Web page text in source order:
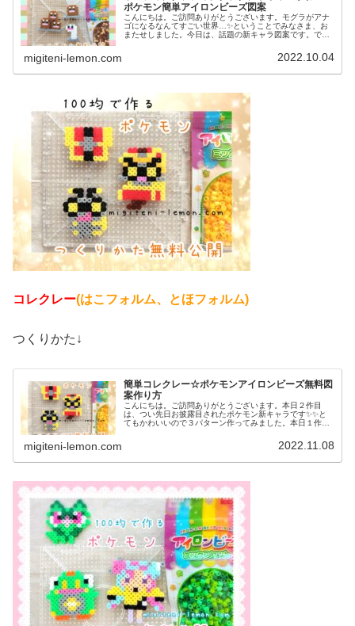
ポケモン簡単アイロンビーズ図案
こんにちは。ご訪問ありがとうございます。モグラがアナ
ゴになるなんてすごい世界…✨ということでみなさま、お
またせしました。今日は、話題の新キャラ図案です。で
migiteni-lemon.com 2022.10.04
コレクレー(はこフォルム、とほフォルム)
つくりかた↓
簡単コレクレー☆ポケモンアイロンビーズ無料図
案作り方
こんにちは。ご訪問ありがとうございます。本日２作目
は、つい先日お披露目されたポケモン新キャラです✨✨と
てもかわいいので３パターン作ってみました。本日１作目
migiteni-lemon.com 2022.11.08